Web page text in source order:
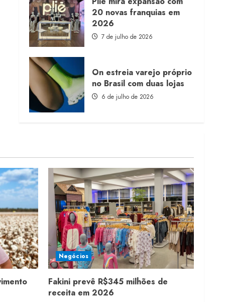
20 novas franquias em
2026
7 de julho de 2026
On estreia varejo próprio
no Brasil com duas lojas
6 de julho de 2026
Negócios
Fakini prevê R$345 milhões de
receita em 2026